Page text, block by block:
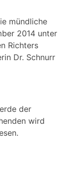
mündliche
2014 unter
Richters
Dr. Schnurr
der
wird